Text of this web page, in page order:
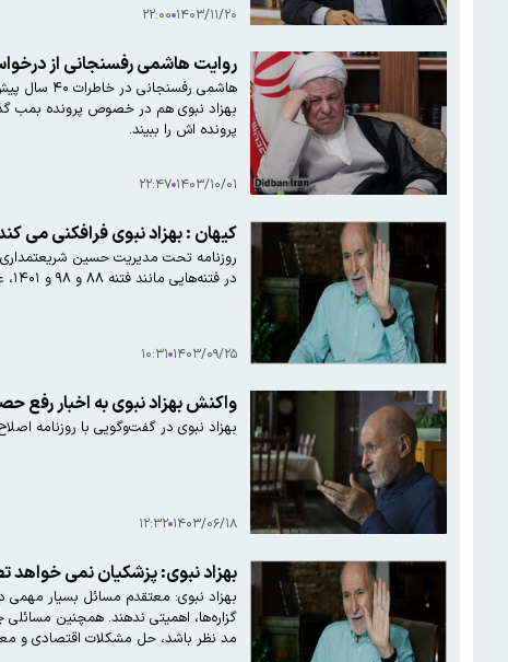
۱۴۰۳/۱۱/۲۰ ۲۲:۰۰
روایت هاشمی رفسنجانی از
بهزاد نبوی هم در خصوص پرونده بمب
پرونده اش را ببیند.
۱۴۰۳/۱۰/۰۱ ۲۲:۴۷
کیهان : بهزاد نبوی فرافکنی می کند، کدام عناصر سیاسی در
روزنامه تحت مدیریت حسین شریعتمداری
در فتنه‌هایی مانند فتنه ۸۸ و ۹۸ و ۱۴۰۱، عیناً در نقش پایوران سیا و موساد عمل کردند
۱۴۰۳/۰۹/۲۵ ۱۰:۳۱
واکنش بهزاد نبوی به اخبار رفع
بهزاد نبوی در گفت‌وگویی با روزنامه
۱۴۰۳/۰۶/۱۸ ۱۲:۳۲
بهزاد نبوی: پزشکیان نمی خواهد
بهزاد نبوی: معتقدم مسائل بسیار
گزاره‌ها، اهمیتی ندهند. همچنین
مد نظر باشد، حل مشکلات اقتصادی و